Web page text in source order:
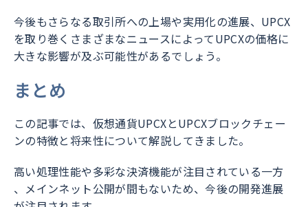
今後もさらなる取引所への上場や実用化の進展、UPCX
を取り巻くさまざまなニュースによってUPCXの価格に
大きな影響が及ぶ可能性があるでしょう。
まとめ
この記事では、仮想通貨UPCXとUPCXブロックチェー
ンの特徴と将来性について解説してきました。
高い処理性能や多彩な決済機能が注目されている一方
、メインネット公開が間もないため、今後の開発進展